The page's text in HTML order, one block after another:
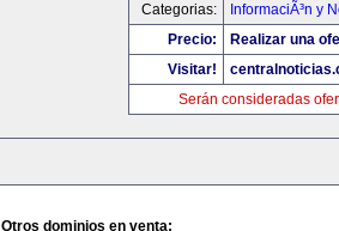
Categorias:
InformaciÃ³n y
Precio:
Realizar una
Visitar!
Serán consideradas
Otros dominios en venta: